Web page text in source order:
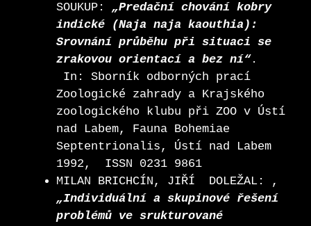
SOUKUP: „Predační chování kobry
indické (Naja naja kaouthia):
Srovnání průběhu při situaci se
zrakovou orientací a bez ní“ .
In: Sborník odborných prací
Zoologické zahrady a Krajského
zoologického klubu při ZOO v Ústí
nad Labem, Fauna Bohemiae
Septentrionalis, Ústí nad Labem
1992, ISSN 0231 9861
MILAN BRICHCÍN, JIŘÍ DOLEŽAL: ,
„Individuální a skupinové řešení
problémů ve srukturované